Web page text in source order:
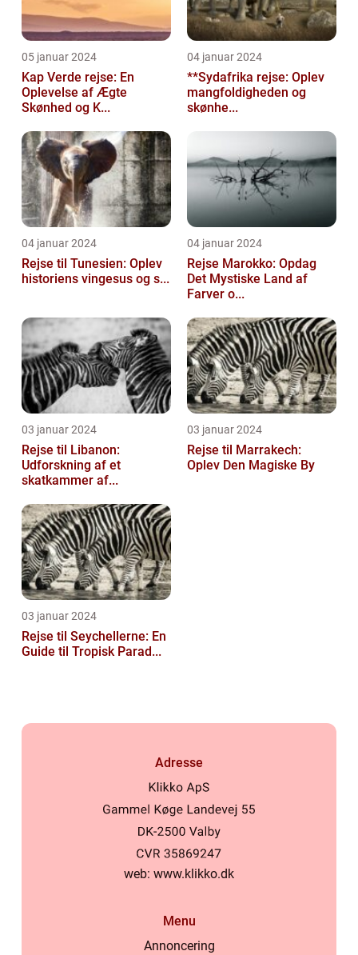
05 januar 2024
Kap Verde rejse: En
Oplevelse af Ægte
Skønhed og K...
04 januar 2024
**Sydafrika rejse: Oplev
mangfoldigheden og
skønhe...
04 januar 2024
Rejse til Tunesien: Oplev
historiens vingesus og s...
04 januar 2024
Rejse Marokko: Opdag
Det Mystiske Land af
Farver o...
03 januar 2024
Rejse til Libanon:
Udforskning af et
skatkammer af...
03 januar 2024
Rejse til Marrakech:
Oplev Den Magiske By
03 januar 2024
Rejse til Seychellerne: En
Guide til Tropisk Parad...
Adresse
web: www.klikko.dk
Menu
Annoncering